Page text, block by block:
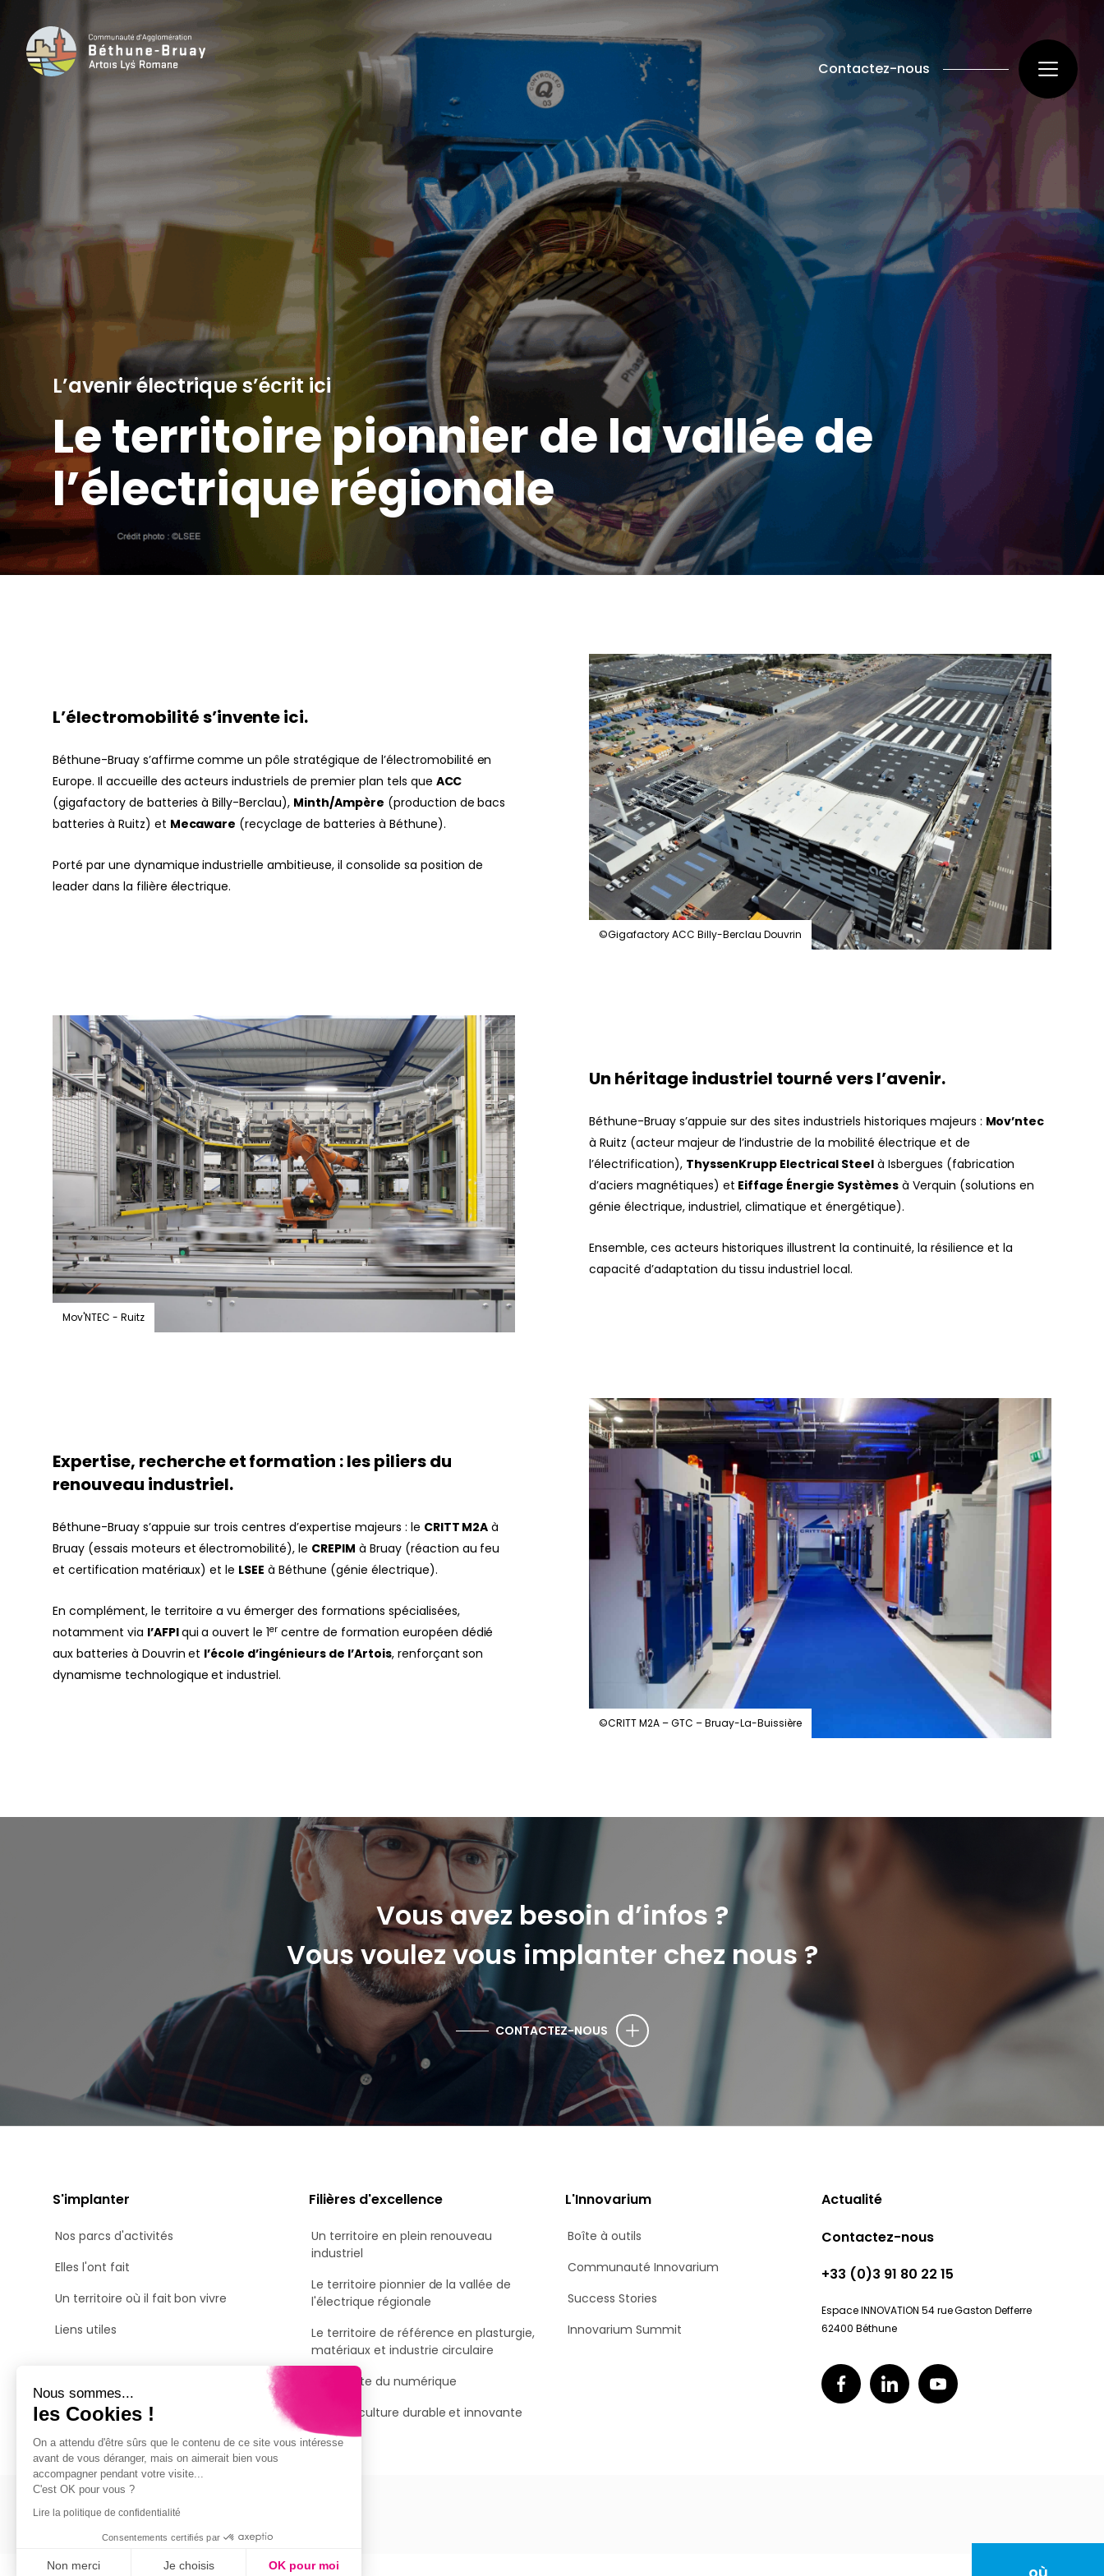
Contactez-nous
L’avenir électrique s’écrit ici
Le territoire pionnier de la vallée de
l’électrique régionale
L’électromobilité s’invente ici.
Béthune-Bruay s’affirme comme un pôle stratégique de l’électromobilité en
Europe. Il accueille des acteurs industriels de premier plan tels que ACC
(gigafactory de batteries à Billy-Berclau), Minth/Ampère (production de bacs
batteries à Ruitz) et Mecaware (recyclage de batteries à Béthune).
Porté par une dynamique industrielle ambitieuse, il consolide sa position de
leader dans la filière électrique.
©Gigafactory ACC Billy-Berclau Douvrin
Un héritage industriel tourné vers l’avenir.
Béthune-Bruay s’appuie sur des sites industriels historiques majeurs : Mov’ntec
à Ruitz (acteur majeur de l’industrie de la mobilité électrique et de
l’électrification), ThyssenKrupp Electrical Steel à Isbergues (fabrication
d’aciers magnétiques) et Eiffage Énergie Systèmesà Verquin (solutions en
génie électrique, industriel, climatique et énergétique).
Ensemble, ces acteurs historiques illustrent la continuité, la résilience et la
capacité d’adaptation du tissu industriel local.
Mov'NTEC - Ruitz
Expertise, recherche et formation : les piliers du
renouveau industriel.
Béthune-Bruay s’appuie sur trois centres d’expertise majeurs : le CRITT M2A à
Bruay (essais moteurs et électromobilité), le CREPIM à Bruay (réaction au feu
et certification matériaux) et le LSEE à Béthune (génie électrique).
En complément, le territoire a vu émerger des formations spécialisées,
notamment via l’AFPIqui a ouvert le 1er centre de formation européen dédié
aux batteries à Douvrin et l’école d’ingénieurs de l’Artois, renforçant son
dynamisme technologique et industriel.
©CRITT M2A – GTC – Bruay-La-Buissière
Vous avez besoin d’infos ?
Vous voulez vous implanter chez nous ?
CONTACTEZ-NOUS
S'implanter
Nos parcs d'activités
Elles l'ont fait
Un territoire où il fait bon vivre
Liens utiles
Filières d'excellence
Un territoire en plein renouveau
industriel
Le territoire pionnier de la vallée de
l'électrique régionale
Le territoire de référence en plasturgie,
matériaux et industrie circulaire
À la pointe du numérique
Une agriculture durable et innovante
L'Innovarium
Boîte à outils
Communauté Innovarium
Success Stories
Innovarium Summit
Actualité
Contactez-nous
+33 (0)3 91 80 22 15
Espace INNOVATION 54 rue Gaston Defferre
62400 Béthune
Nous sommes...
les Cookies !
On a attendu d'être sûrs que le contenu de ce site vous intéresse
avant de vous déranger, mais on aimerait bien vous
accompagner pendant votre visite...
C'est OK pour vous ?
Lire la politique de confidentialité
Consentements certifiés par
Non merci Je choisis OK pour moi